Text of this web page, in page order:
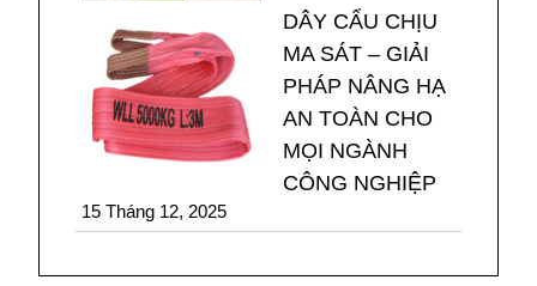
DÂY CẨU CHỊU
MA SÁT – GIẢI
PHÁP NÂNG HẠ
AN TOÀN CHO
MỌI NGÀNH
CÔNG NGHIỆP
15 Tháng 12, 2025